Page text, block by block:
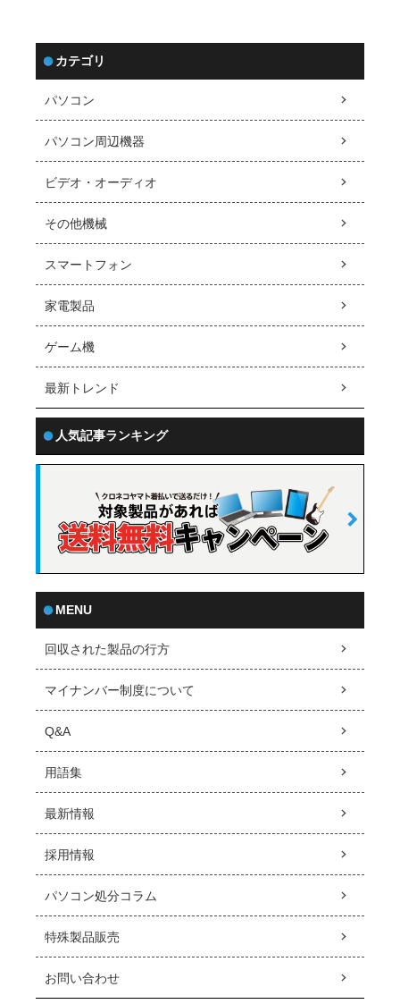
カテゴリ
パソコン
パソコン周辺機器
ビデオ・オーディオ
その他機械
スマートフォン
家電製品
ゲーム機
最新トレンド
人気記事ランキング
MENU
回収された製品の行方
マイナンバー制度について
Q&A
用語集
最新情報
採用情報
パソコン処分コラム
特殊製品販売
お問い合わせ